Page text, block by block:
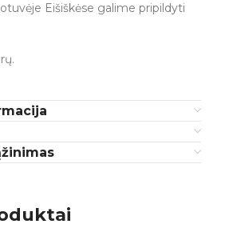
Eišiškėse galime pripildyti